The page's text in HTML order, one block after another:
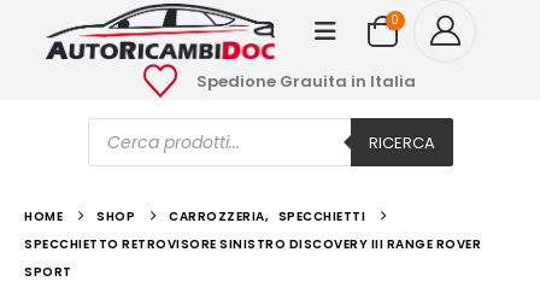
0
Spedione Grauita in Italia
Ricerca
prodotti RICERCA
HOME SHOP CARROZZERIA, SPECCHIETTI
SPECCHIETTO RETROVISORE SINISTRO DISCOVERY III RANGE ROVER
SPORT